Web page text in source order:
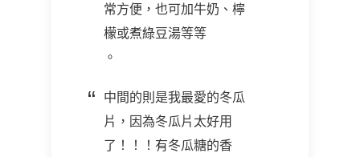
常方便，也可加牛奶、檸
檬或煮綠豆湯等等
。
中間的則是我最愛的冬瓜
片，因為冬瓜片太好用
了！！！有冬瓜糖的香